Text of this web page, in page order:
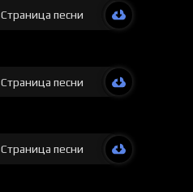
Страница песни
Страница песни
Страница песни